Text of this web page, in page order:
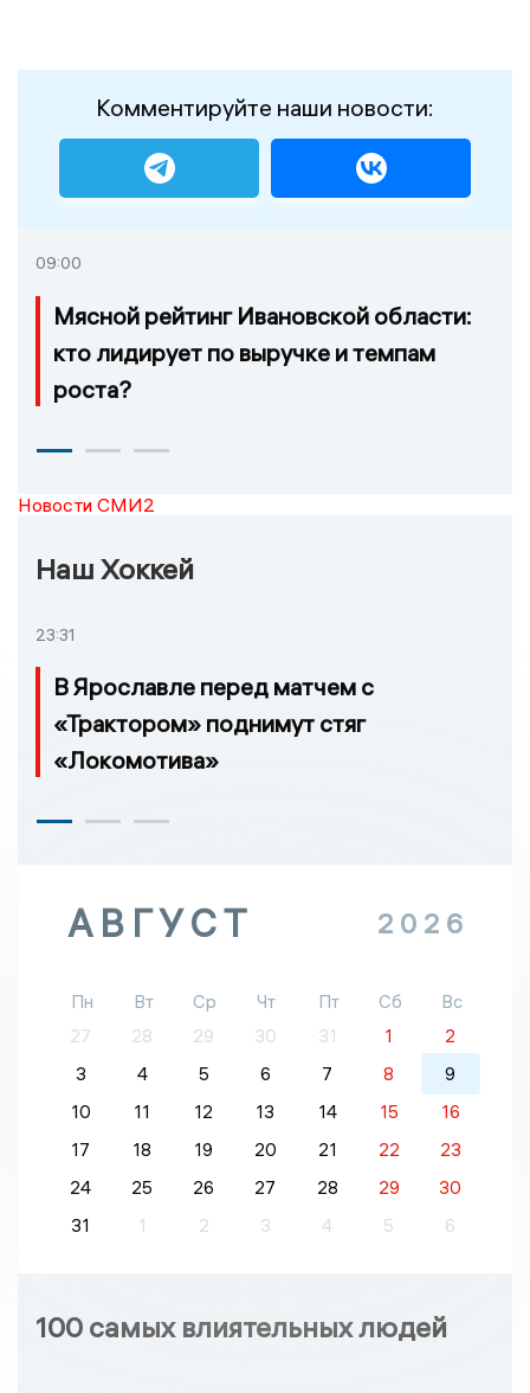
Комментируйте наши новости:
09:00
Мясной рейтинг Ивановской области:
кто лидирует по выручке и темпам
роста?
Новости СМИ2
Наш Хоккей
23:31
В Ярославле перед матчем с
«Трактором» поднимут стяг
«Локомотива»
АВГУСТ 2026
Пн Вт Ср Чт Пт Сб
Вс
27
28 29 30 31 1
2
3
4 5 6 7 8
9
10
11 12 13 14 15
16
17
18 19 20 21 22
23
24
25 26 27 28 29
30
31
1 2 3 4 5 6
100 самых влиятельных людей